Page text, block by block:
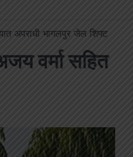
अपराधी भागलपुर जेल शिफ्ट
वर्मा सहित